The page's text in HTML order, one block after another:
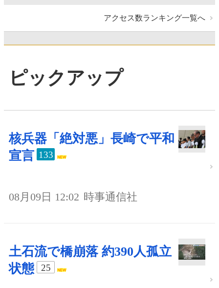
アクセス数ランキング一覧へ
ピックアップ
核兵器「絶対悪」長崎で平和
宣言 133
08月09日 12:02 時事通信社
土石流で橋崩落 約390人孤立
状態
25